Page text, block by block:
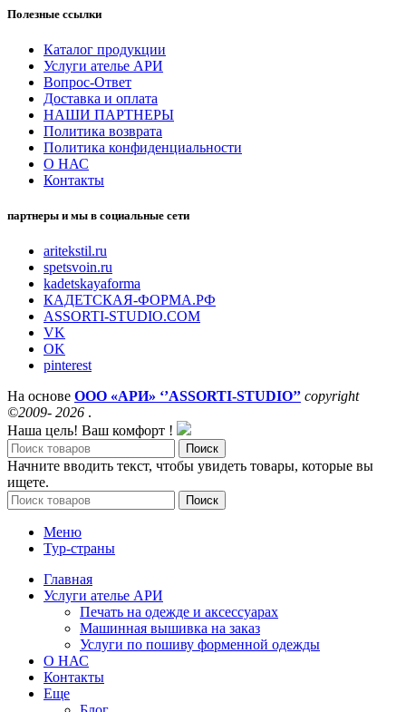
Полезные ссылки
Каталог продукции
Услуги ателье АРИ
Вопрос-Ответ
Доставка и оплата
НАШИ ПАРТНЕРЫ
Политика возврата
Политика конфиденциальности
О НАС
Контакты
партнеры и мы в социальные сети
aritekstil.ru
spetsvoin.ru
kadetskayaforma
КАДЕТСКАЯ-ФОРМА.РФ
ASSORTI-STUDIO.COM
VK
OK
pinterest
На основе ООО «АРИ» ‘’ASSORTI-STUDIO’’ copyright
©2009- 2026 .
Наша цель! Ваш комфорт !
Поиск
Начните вводить текст, чтобы увидеть товары, которые вы
ищете.
Поиск
Меню
Тур-страны
Главная
Услуги ателье АРИ
Печать на одежде и аксессуарах
Машинная вышивка на заказ
Услуги по пошиву форменной одежды
О НАС
Контакты
Еще